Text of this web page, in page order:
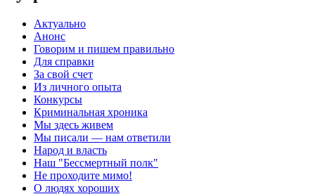
Актуально
Анонс
Говорим и пишем правильно
Для справки
За свой счет
Из личного опыта
Конкурсы
Криминальная хроника
Мы здесь живем
Мы писали — нам ответили
Народ и власть
Наш "Бессмертный полк"
Не проходите мимо!
О людях хороших